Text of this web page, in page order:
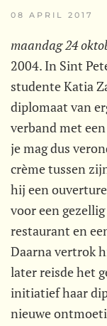
08 APRIL 2017
maandag 24
2004. In Sint
studente Katia
diplomaat van
verband met
je mag dus
crème tussen
hij een
voor een
restaurant en
Daarna vertrok
later reisde het
initiatief haar
nieuwe